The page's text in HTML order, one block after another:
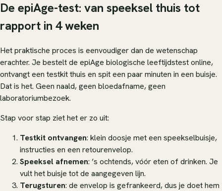
De epiAge-test: van speeksel thuis tot
rapport in 4 weken
Het praktische proces is eenvoudiger dan de wetenschap
erachter. Je bestelt de epiAge biologische leeftijdstest online,
ontvangt een testkit thuis en spit een paar minuten in een buisje.
Dat is het. Geen naald, geen bloedafname, geen
laboratoriumbezoek.
Stap voor stap ziet het er zo uit:
Testkit ontvangen: klein doosje met een speekselbuisje,
instructies en een retourenvelop.
Speeksel afnemen: ’s ochtends, vóór eten of drinken. Je
vult het buisje tot de aangegeven lijn.
Terugsturen: de envelop is gefrankeerd, dus je doet hem